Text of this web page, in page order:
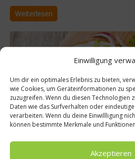
Einwilligung
Um dir ein optimales Erlebnis zu bieten,
wie Cookies, um Geräteinformationen zu
zuzugreifen. Wenn du diesen Technologien
Daten wie das Surfverhalten oder
verarbeiten. Wenn du deine Einwillligung
können bestimmte Merkmale und
Akzeptieren
Weiterlesen